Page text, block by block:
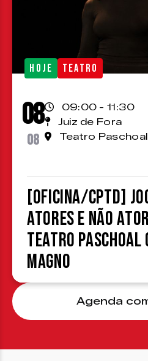
HOJE TEATRO
08
08
09:00 - 11:30
Juiz de Fora
Teatro
[OFICINA/CPTD]
atores e não
Teatro Paschoal
Magno
Agenda